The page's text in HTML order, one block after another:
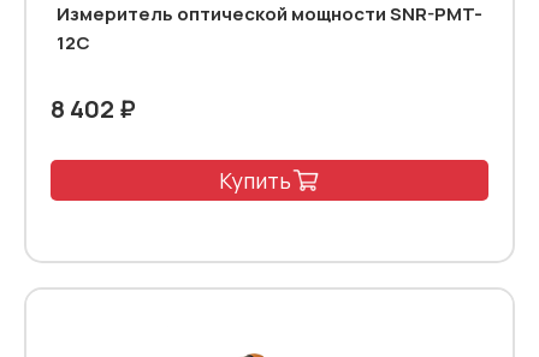
Измеритель оптической мощности SNR-PMT-
12C
8 402 ₽
Купить